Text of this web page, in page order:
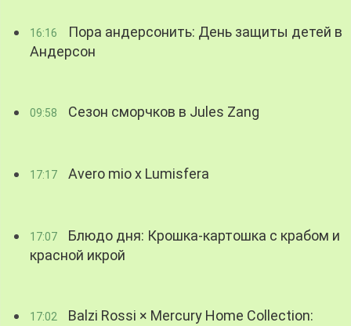
16:16
Пора андерсонить: День защиты детей в
Андерсон
09:58 Сезон сморчков в Jules Zang
17:17 Avero mio x Lumisfera
17:07
Блюдо дня: Крошка-картошка с крабом и
красной икрой
17:02
Balzi Rossi × Mercury Home Collection: